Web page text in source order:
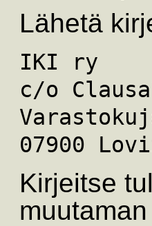
Lähetä
IKI ry
c/o
07900
Kirjeitse